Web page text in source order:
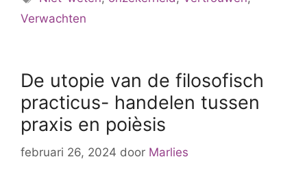
Verwachten
De utopie van de filosofisch
practicus- handelen tussen
praxis en poièsis
februari 26, 2024 door Marlies